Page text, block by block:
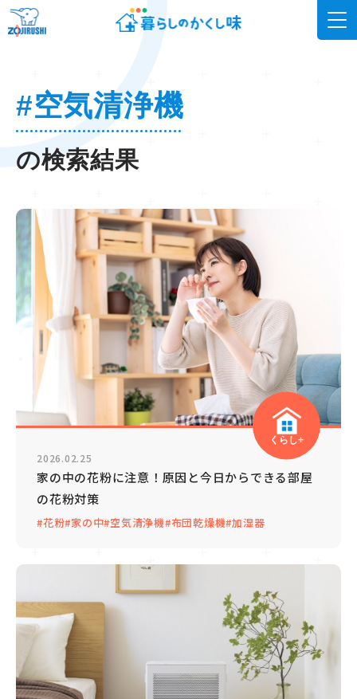
#空気清浄機
の検索結果
くらし+
2026.02.25
家の中の花粉に注意！原因と今日からできる部屋
の花粉対策
#花粉#家の中#空気清浄機#布団乾燥機#加湿器